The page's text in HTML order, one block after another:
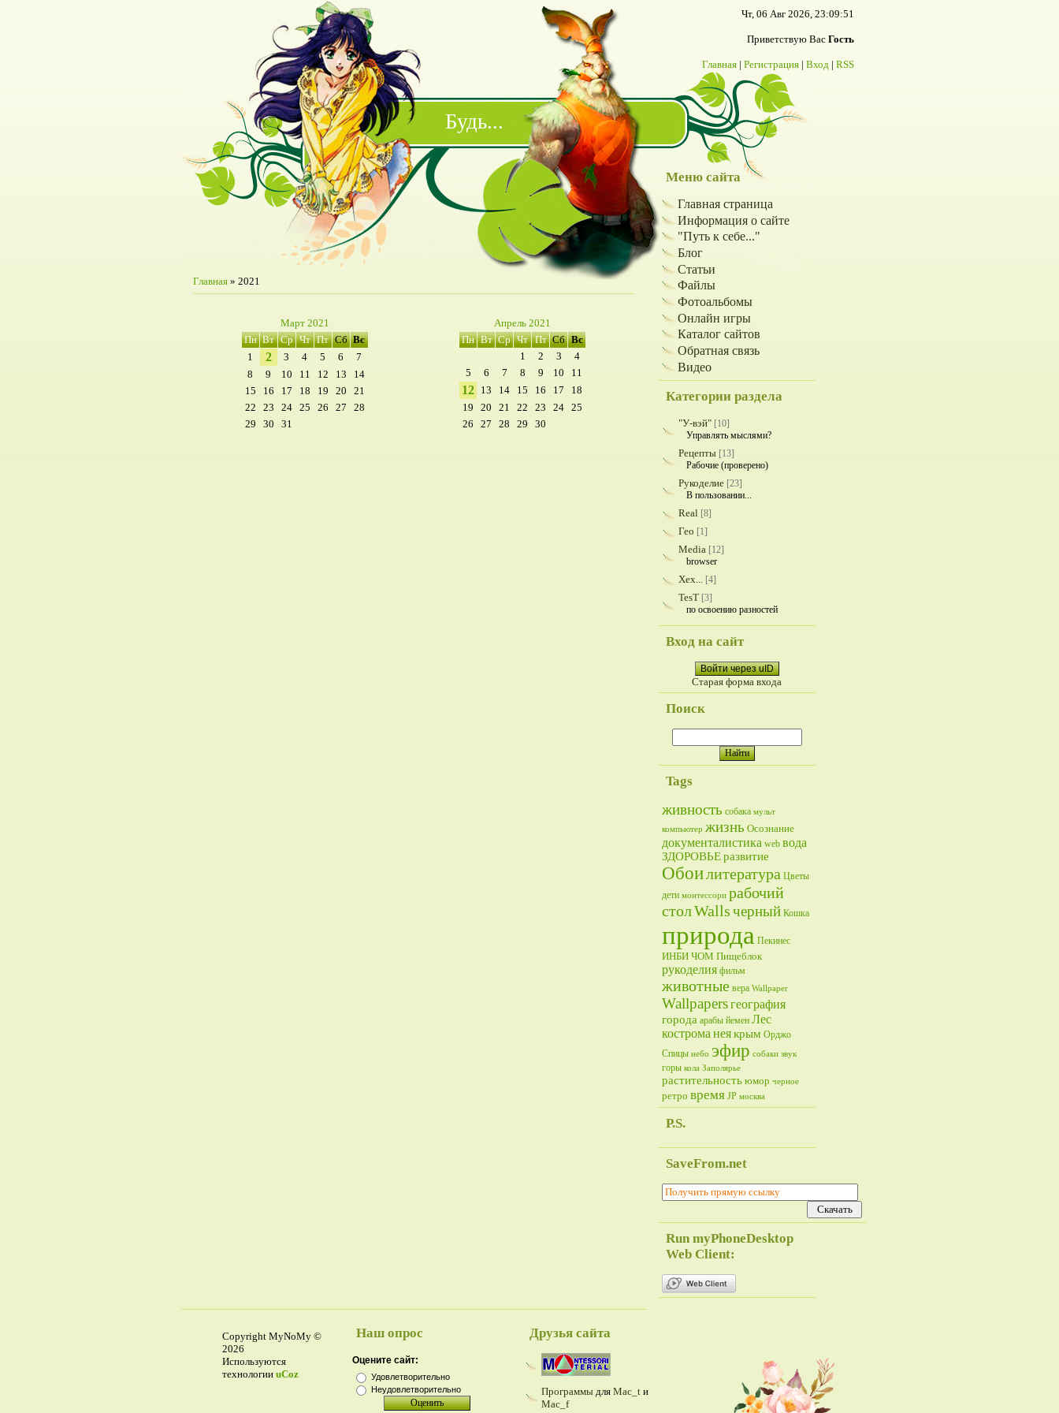
Чт, 06 Авг 2026, 23:09:51
Приветствую Вас Гость
Главная | Регистрация | Вход | RSS
Будь...
Главная » 2021
Март 2021
Пн Вт Ср Чт Пт Сб Вс
1
2 3 4 5 6
7
8
9 10 11 12 13
14
15
16 17 18 19 20
21
22
23 24 25 26 27
28
29
30 31
Апрель 2021
Пн Вт Ср Чт Пт Сб Вс
1
2 3
4
5
6 7 8 9 10 11
12 13 14 15 16 17
18
19
20 21 22 23 24 25
26
27 28 29 30
Меню сайта
Главная страница
Информация о сайте
"Путь к себе..."
Блог
Статьи
Файлы
Фотоальбомы
Онлайн игры
Каталог сайтов
Обратная связь
Видео
Категории раздела
"У-вэй" [10]
Управлять мыслями?
Рецепты [13]
Рабочие (проверено)
Рукоделие [23]
В пользовании...
Real [8]
Гео [1]
Media [12]
browser
Хех... [4]
TesT [3]
по освоению разностей
Вход на сайт
Войти через uID
Старая форма входа
Поиск
Tags
живность собака мульт
компьютер жизнь Осознание
документалистика web вода
ЗДОРОВЬЕразвитие
Обоилитература Цветы
дети монтессори рабочий
столWallsчерный Кошка
природа Пекинес
ИНБИ ЧОМ Пищеблок
рукоделия фильм
животные вера Wallpaper
Wallpapersгеография
города арабы йемен Лес
кострома неякрым Орджо
Спицы небо эфир собаки звук
горы кола Заполярье
растительность юмор черное
ретро время JP москва
P.S.
SaveFrom.net
Run myPhoneDesktop
Web Client:
Copyright MyNoMy ©
2026
Используются
технологии uCoz
Наш опрос
Оцените сайт:
Удовлетворительно
Неудовлетворительно
Друзья сайта
Программы для Mac_t и
Mac_f